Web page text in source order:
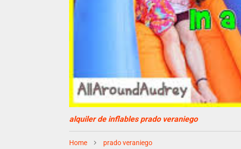
alquiler de inflables prado veraniego
Home prado veraniego